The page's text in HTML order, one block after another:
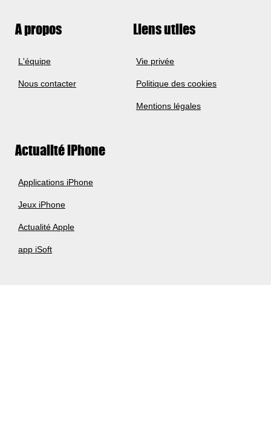
A propos
L'équipe
Nous contacter
Liens utiles
Vie privée
Politique des cookies
Mentions légales
Actualité iPhone
Applications iPhone
Jeux iPhone
Actualité Apple
app iSoft